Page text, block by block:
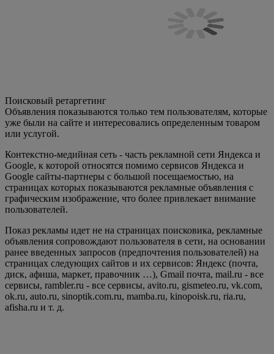
Поисковый ретаргетинг
Объявления показываются только тем пользователям, которые
уже были на сайте и интересовались определенным товаром
или услугой.
Контекстно-медийная сеть - часть рекламной сети Яндекса и
Google, к которой относятся помимо сервисов Яндекса и
Google сайты-партнеры с большой посещаемостью, на
страницах которых показываются рекламные объявления с
графическим изображение, что более привлекает внимание
пользователей.
Показ рекламы идет не на страницах поисковика, рекламные
объявления сопровождают пользователя в сети, на основании
ранее введенных запросов (предпочтения пользователей) на
страницах следующих сайтов и их сервисов: Яндекс (почта,
диск, афиша, маркет, правочник …), Gmail почта, mail.ru - все
сервисы, rambler.ru - все сервисы, avito.ru, gismeteo.ru, vk.com,
ok.ru, auto.ru, sinoptik.com.ru, mamba.ru, kinopoisk.ru, ria.ru,
afisha.ru и т. д.